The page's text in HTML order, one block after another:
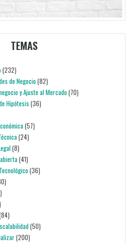
TEMAS
(232)
de Negocio(82)
y Ajuste al Mercado(70)
Hipótesis (36)
(57)
(24)
(8)
(41)
(36)
(50)
(200)